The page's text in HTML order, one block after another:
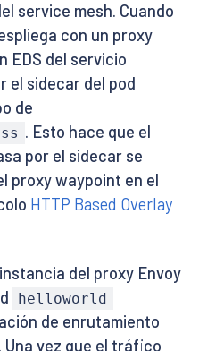
service mesh. Cuando
con un proxy
EDS del servicio
el sidecar del pod
de
. Esto hace que el
por el sidecar se
proxy waypoint en el
HTTP Based Overlay
del proxy Envoy
helloworld
de enrutamiento
vez que el tráfico